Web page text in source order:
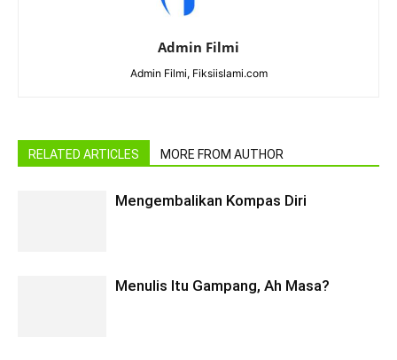
Admin Filmi
Admin Filmi, Fiksiislami.com
RELATED ARTICLES MORE FROM AUTHOR
Mengembalikan Kompas Diri
Menulis Itu Gampang, Ah Masa?